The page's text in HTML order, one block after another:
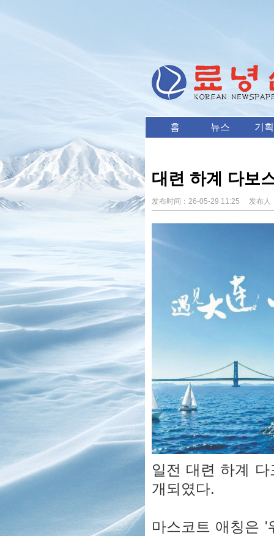
홈 뉴스 기획
대련 하계 다보
发布时间： 26-05-29 11:25 发布人
일전 대련 하계
개되였다.
마스코트 애칭은